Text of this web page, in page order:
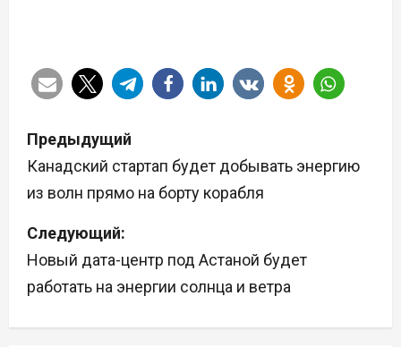
Н
а
в
и
г
Предыдущий
Канадский стартап будет добывать энергию
из волн прямо на борту корабля
Следующий:
Новый дата-центр под Астаной будет
работать на энергии солнца и ветра